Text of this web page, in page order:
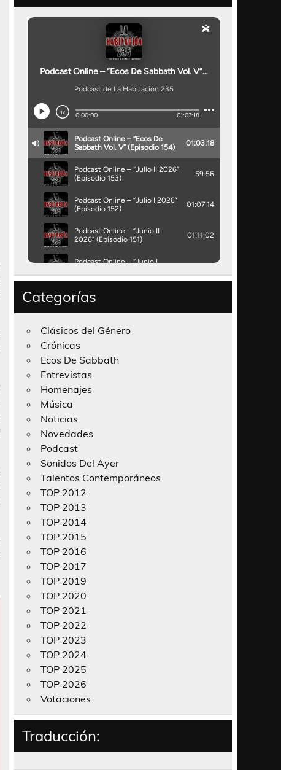
Categorías
Clásicos del Género
Crónicas
Ecos De Sabbath
Entrevistas
Homenajes
Música
Noticias
Novedades
Podcast
Sonidos Del Ayer
Talentos Contemporáneos
TOP 2012
TOP 2013
TOP 2014
TOP 2015
TOP 2016
TOP 2017
TOP 2019
TOP 2020
TOP 2021
TOP 2022
TOP 2023
TOP 2024
TOP 2025
TOP 2026
Votaciones
Traducción: